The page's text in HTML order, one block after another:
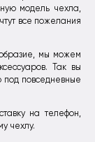
модель чехла,
все пожелания
мы можем
Так вы
под повседневные
на телефон,
чехлу.